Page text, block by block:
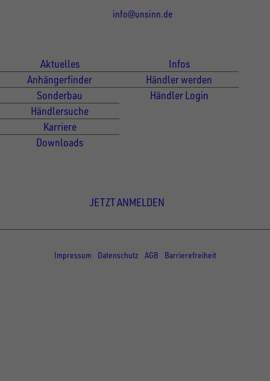
info@unsinn.de
Aktuelles
Anhängerfinder
Sonderbau
Händlersuche
Karriere
Downloads
Infos
Händler werden
Händler Login
JETZT ANMELDEN
Impressum
Datenschutz AGB Barrierefreiheit